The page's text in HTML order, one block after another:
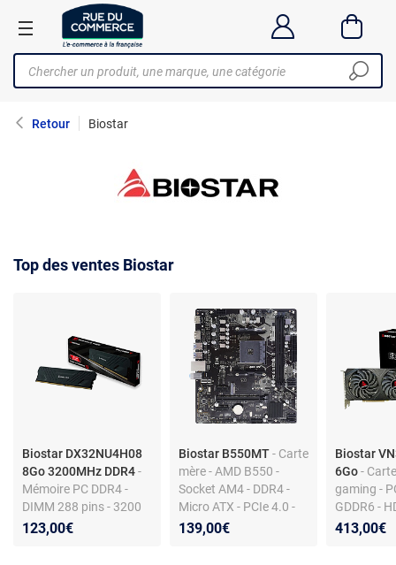
Retour Biostar
Top des ventes Biostar
Biostar DX32NU4H08
8Go 3200MHz DDR4-
Mémoire PC DDR4 -
DIMM 288 pins - 3200
MHz - CL16 - 1,35 V -
123,00€
Biostar B550MT- Carte
mère - AMD B550 -
Socket AM4 - DDR4 -
Micro ATX - PCIe 4.0 -
M.2 - Wi-Fi
139,00€
Biostar
6Go-
gaming -
GDDR6 -
1.4a -
413,00€